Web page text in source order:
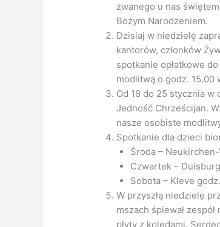
zwanego u nas
Bożym Narodzeniem.
Dzisiaj w niedzielę
kantorów, członków
spotkanie opłatkowe
modlitwą o godz. 15.00
Od 18 do 25 stycznia w
Jedność Chrześcijan.
nasze osobiste
Spotkanie dla dzieci
Środa –
Czwartek –
Sobota – Kleve
W przyszłą niedzielę
mszach śpiewał
płyty z kolędami.